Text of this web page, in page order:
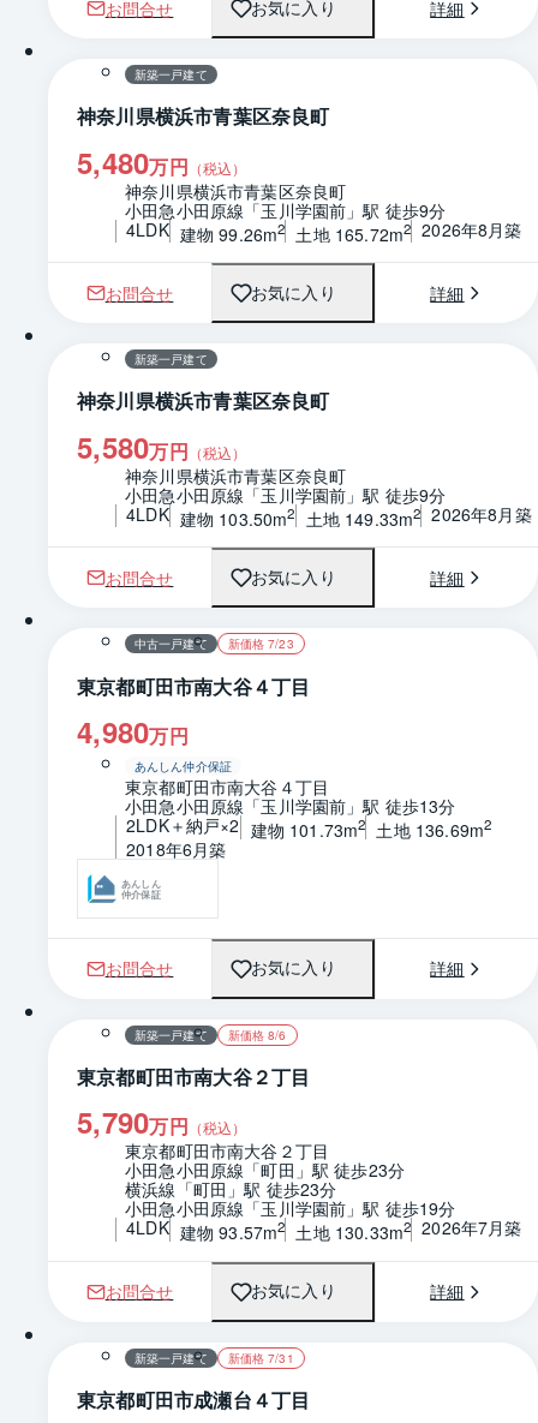
お問合せ お気に入り 詳細
1 / 0 間取り
新築一戸建て
神奈川県横浜市青葉区奈良町
5,480万円 （税込）
神奈川県横浜市青葉区奈良町
小田急小田原線「玉川学園前」駅 徒歩9分
4LDK 建物 99.26m2 土地 165.72m2 2026年8月築
お問合せ お気に入り 詳細
1 / 0 間取り
新築一戸建て
神奈川県横浜市青葉区奈良町
5,580万円 （税込）
神奈川県横浜市青葉区奈良町
小田急小田原線「玉川学園前」駅 徒歩9分
4LDK 建物 103.50m2 土地 149.33m2 2026年8月築
お問合せ お気に入り 詳細
1 / 0 間取り
中古一戸建て 新価格 7/23
東京都町田市南大谷４丁目
4,980万円
あんしん仲介保証
東京都町田市南大谷４丁目
小田急小田原線「玉川学園前」駅 徒歩13分
2LDK＋納戸×2 建物 101.73m2 土地 136.69m2
2018年6月築
あんしん
仲介保証
お問合せ お気に入り 詳細
1 / 0 間取り
新築一戸建て 新価格 8/6
東京都町田市南大谷２丁目
5,790万円 （税込）
東京都町田市南大谷２丁目
小田急小田原線「町田」駅 徒歩23分
横浜線「町田」駅 徒歩23分
小田急小田原線「玉川学園前」駅 徒歩19分
4LDK 建物 93.57m2 土地 130.33m2 2026年7月築
お問合せ お気に入り 詳細
1 / 0 間取り
新築一戸建て 新価格 7/31
東京都町田市成瀬台４丁目